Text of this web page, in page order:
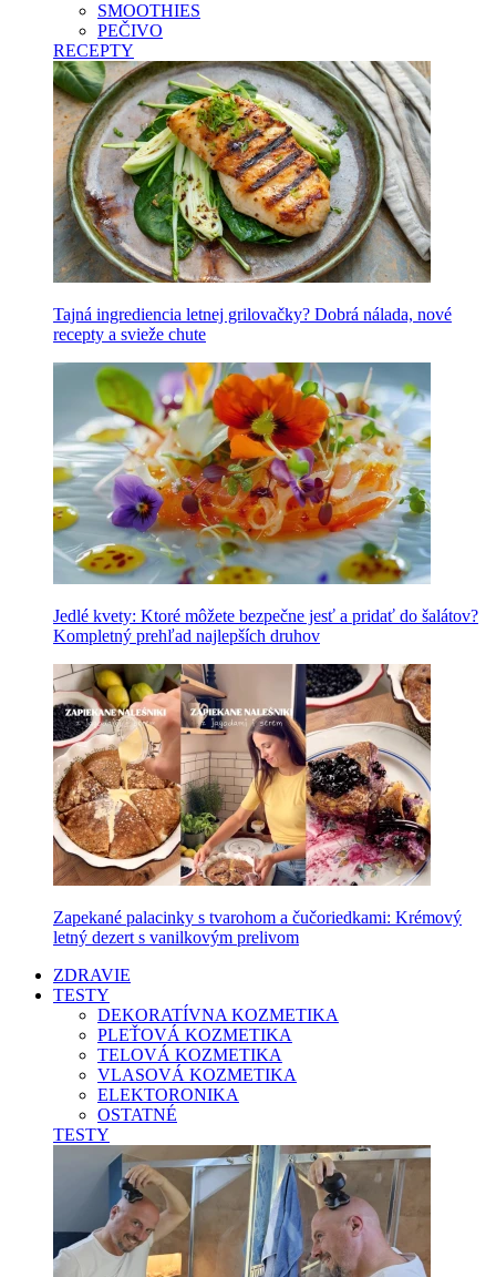
SMOOTHIES
PEČIVO
RECEPTY
Tajná ingrediencia letnej grilovačky? Dobrá nálada, nové
recepty a svieže chute
Jedlé kvety: Ktoré môžete bezpečne jesť a pridať do šalátov?
Kompletný prehľad najlepších druhov
Zapekané palacinky s tvarohom a čučoriedkami: Krémový
letný dezert s vanilkovým prelivom
ZDRAVIE
TESTY
DEKORATÍVNA KOZMETIKA
PLEŤOVÁ KOZMETIKA
TELOVÁ KOZMETIKA
VLASOVÁ KOZMETIKA
ELEKTORONIKA
OSTATNÉ
TESTY